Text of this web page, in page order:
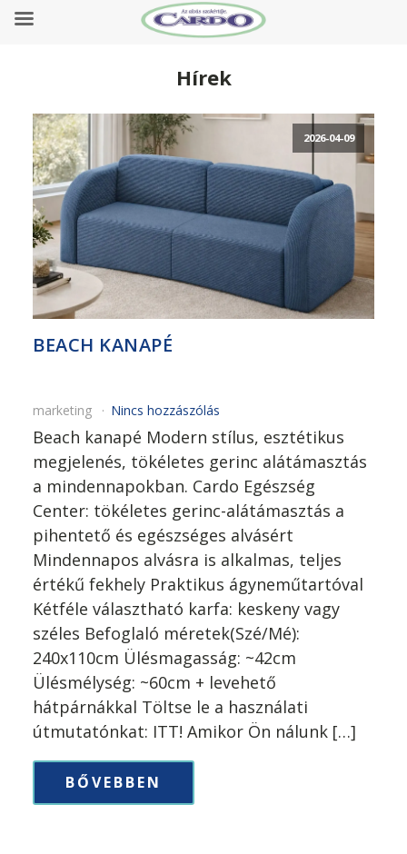
Hírek
2026-04-09
BEACH KANAPÉ
marketing Nincs hozzászólás
Beach kanapé Modern stílus, esztétikus
megjelenés, tökéletes gerinc alátámasztás
a mindennapokban. Cardo Egészség
Center: tökéletes gerinc-alátámasztás a
pihentető és egészséges alvásért
Mindennapos alvásra is alkalmas, teljes
értékű fekhely Praktikus ágyneműtartóval
Kétféle választható karfa: keskeny vagy
széles Befoglaló méretek(Szé/Mé):
240x110cm Ülésmagasság: ~42cm
Ülésmélység: ~60cm + levehető
hátpárnákkal Töltse le a használati
útmutatónkat: ITT! Amikor Ön nálunk […]
BŐVEBBEN